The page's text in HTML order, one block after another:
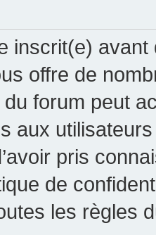
inscrit(e) avant
offre de
du forum peut
aux
pris
de
les règles